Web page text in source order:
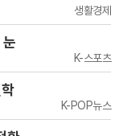
생활경제
눈
K-스포츠
K-POP뉴스